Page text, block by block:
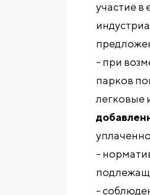
участие в
- при
парков
легковые
-
-